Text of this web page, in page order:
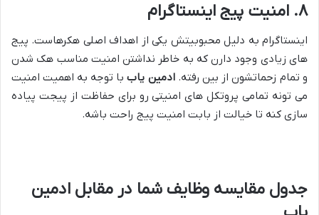
۸. امنیت پیج اینستاگرام
اینستاگرام به دلیل محبوبیتش یکی از اهداف اصلی هکرهاست. پیج
های زیادی وجود دارن که به خاطر نداشتن امنیت مناسب هک شدن
و تمام زحماتشون از بین رفته.ادمین یاببا توجه به اهمیت امنیت
می تونه تمامی پروتکل های امنیتی رو برای حفاظت از پیجت پیاده
سازی کنه تا خیالت از بابت امنیت پیج راحت باشه.
جدول مقایسه وظایف شما در مقابل ادمین